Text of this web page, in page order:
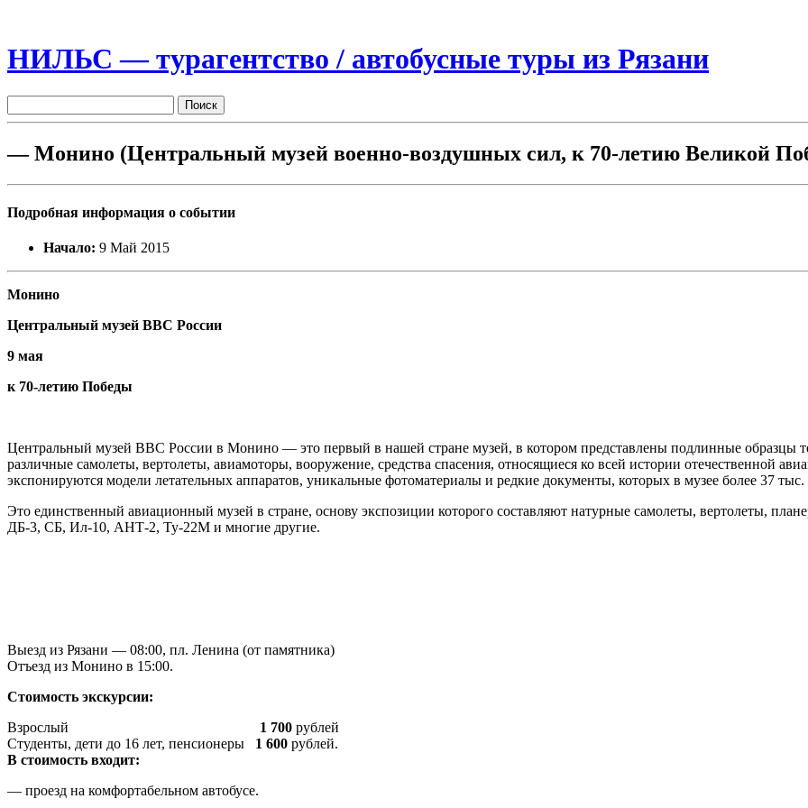
НИЛЬС — турагентство / автобусные туры из Рязани
— Монино (Центральный музей военно-воздушных сил, к 70-летию Великой
Подробная информация о событии
Начало: 9 Май 2015
Монино
Центральный музей ВВС России
9 мая
к 70-летию Победы
Центральный музей ВВС России в Монино — это первый в нашей стране музей, в котором представлены подлинные
различные самолеты, вертолеты, авиамоторы, вооружение, средства спасения, относящиеся ко всей истории отечественной
экспонируются модели летательных аппаратов, уникальные фотоматериалы и редкие документы, которых в музее более 37 тыс.
Это единственный авиационный музей в стране, основу экспозиции которого составляют натурные самолеты, вертолеты,
ДБ-3, СБ, Ил-10, АНТ-2, Ту-22М и многие другие.
Выезд из Рязани — 08:00, пл. Ленина (от памятника)
Отъезд из Монино в 15:00.
Стоимость экскурсии:
Взрослый 1 700 рублей
Студенты, дети до 16 лет, пенсионеры 1 600 рублей.
В стоимость входит:
— проезд на комфортабельном автобусе.